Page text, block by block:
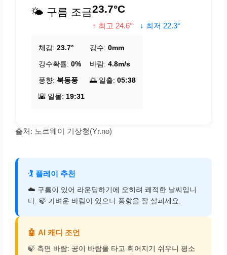
🌤️ 구름 조금23.7°C
↑ 최고 24.6° ↓ 최저 22.3°
체감: 23.7° 강수: 0mm
강수확률: 0% 바람: 4.8m/s
풍향: 북동풍 🌅 일출: 05:38
🌇 일몰: 19:31
출처: 노르웨이 기상청(Yr.no)
🏌️ 플레이 추천
☁️ 구름이 있어 라운딩하기에 오히려 쾌적한 날씨입니
다. 🍃 가벼운 바람이 있으니 풍향을 잘 살피세요.
🤖 AI 캐디 조언
🍃 측면 바람: 공이 바람을 타고 휘어지기 쉬우니 평소